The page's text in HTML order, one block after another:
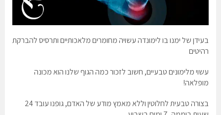
בעידן של ימנו בו לימונדה עשויה מחומרים מלאכותיים ותרסיס להברקת
רהיטים
עשוי מלימונים טבעיים, חשוב לזכור כמה הגוף שלנו הוא מכונה
מופלאה!
בצורה טבעית לחלוטין וללא מאמץ מודע של האדם, גופנו עובד 24